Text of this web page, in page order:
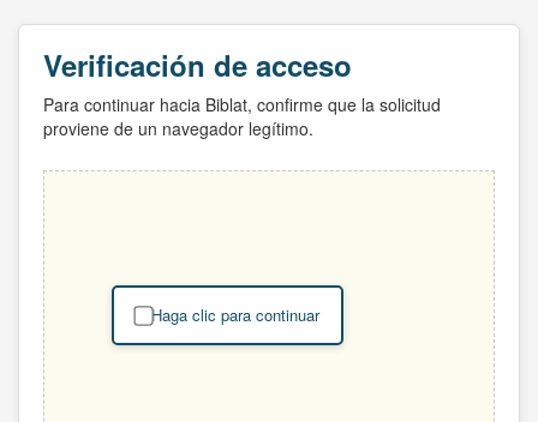
Verificación de acceso
Para continuar hacia Biblat, confirme que la solicitud
proviene de un navegador legítimo.
Haga clic para continuar